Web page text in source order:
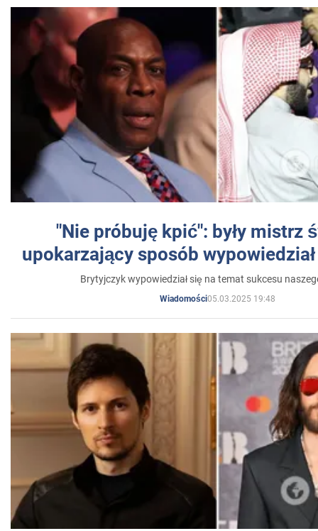
"Nie próbuję kpić": były mistrz
upokarzający sposób
Brytyjczyk wypowiedział się na temat sukcesu
Wiadomości05.03.2025 19:48